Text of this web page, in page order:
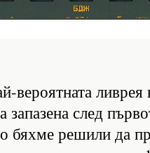
вероятната ливрея
след
бяхме решили да